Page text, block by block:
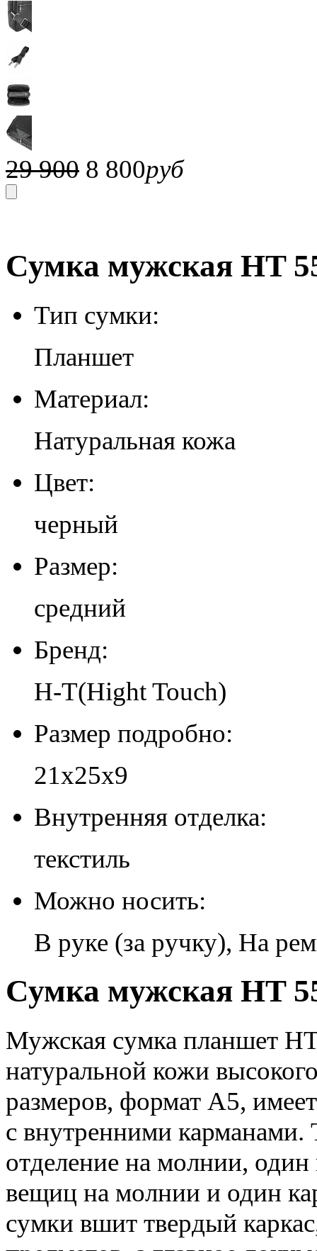
29 900 8 800руб
Сумка мужская HT
Тип сумки:
Планшет
Материал:
Натуральная кожа
Цвет:
черный
Размер:
средний
Бренд:
H-T(Hight Touch)
Размер подробно:
21х25х9
Внутренняя отделка:
текстиль
Можно носить:
В руке (за ручку), На
Сумка мужская HT
Мужская сумка планшет
натуральной кожи
размеров, формат А5,
с внутренними карманами.
отделение на молнии,
вещиц на молнии и один
сумки вшит твердый